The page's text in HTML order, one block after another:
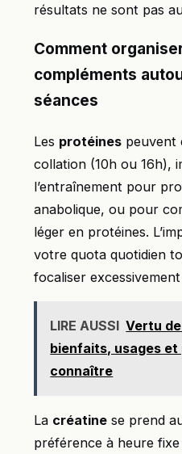
résultats ne sont pas
Comment
compléments
séances
Les protéines peuvent
collation (10h ou 16h),
l’entraînement pour
anabolique, ou pour
léger en protéines.
votre quota quotidien
focaliser
LIRE AUSSI Vertu
bienfaits, usages
connaître
La créatine se prend
préférence à heure